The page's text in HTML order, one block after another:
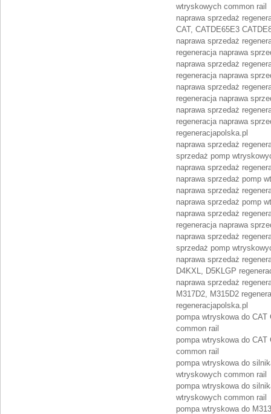
wtryskowych common rail
naprawa sprzedaż
CAT, CATDE65E3
naprawa sprzedaż
regeneracja naprawa
naprawa sprzedaż
regeneracja naprawa
naprawa sprzedaż
regeneracja naprawa
naprawa sprzedaż
regeneracja naprawa
regeneracjapolska.pl
naprawa sprzedaż
sprzedaż pomp
naprawa sprzedaż
naprawa sprzedaż pomp
naprawa sprzedaż
naprawa sprzedaż pomp
naprawa sprzedaż
regeneracja naprawa
naprawa sprzedaż
sprzedaż pomp
naprawa sprzedaż
D4KXL, D5KLGP
naprawa sprzedaż
M317D2, M315D2
regeneracjapolska.pl
pompa wtryskowa do
common rail
pompa wtryskowa do
common rail
pompa wtryskowa do
wtryskowych common rail
pompa wtryskowa do
wtryskowych common rail
pompa wtryskowa do